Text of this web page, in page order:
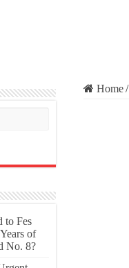
Home/
to Fes
of
No. 8?